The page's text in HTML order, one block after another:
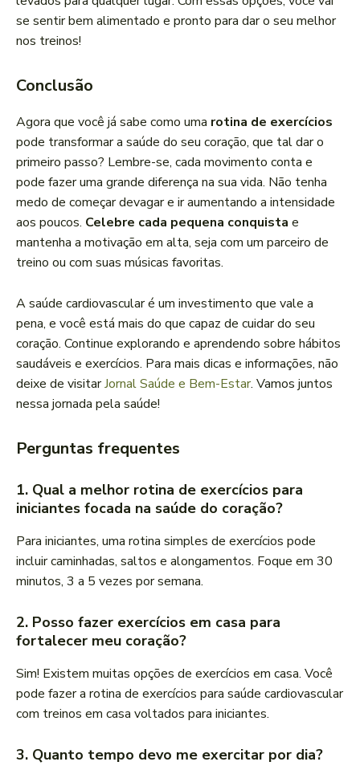
se sentir bem alimentado e pronto para dar o seu melhor
nos treinos!
Conclusão
Agora que você já sabe como uma rotina de exercícios
pode transformar a saúde do seu coração, que tal dar o
primeiro passo? Lembre-se, cada movimento conta e
pode fazer uma grande diferença na sua vida. Não tenha
medo de começar devagar e ir aumentando a intensidade
aos poucos. Celebre cada pequena conquista e
mantenha a motivação em alta, seja com um parceiro de
treino ou com suas músicas favoritas.
A saúde cardiovascular é um investimento que vale a
pena, e você está mais do que capaz de cuidar do seu
coração. Continue explorando e aprendendo sobre hábitos
saudáveis e exercícios. Para mais dicas e informações, não
deixe de visitarJornal Saúde e Bem-Estar. Vamos juntos
nessa jornada pela saúde!
Perguntas frequentes
1. Qual a melhor rotina de exercícios para
iniciantes focada na saúde do coração?
Para iniciantes, uma rotina simples de exercícios pode
incluir caminhadas, saltos e alongamentos. Foque em 30
minutos, 3 a 5 vezes por semana.
2. Posso fazer exercícios em casa para
fortalecer meu coração?
Sim! Existem muitas opções de exercícios em casa. Você
pode fazer a rotina de exercícios para saúde cardiovascular
com treinos em casa voltados para iniciantes.
3. Quanto tempo devo me exercitar por dia?